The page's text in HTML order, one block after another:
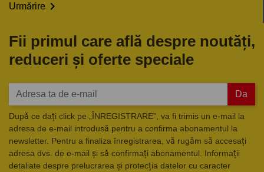
Urmărire 
Fii primul care află despre noutăți,
reduceri și oferte speciale
Da
După ce dați click pe „ÎNREGISTRARE”, va fi trimis un e-mail la
adresa de e-mail introdusă pentru a confirma abonamentul la
newsletter. Pentru a finaliza înregistrarea, vă rugăm să accesați
adresa dvs. de e-mail și să confirmați abonamentul. Informații
detaliate despre prelucrarea și protecția datelor cu caracter